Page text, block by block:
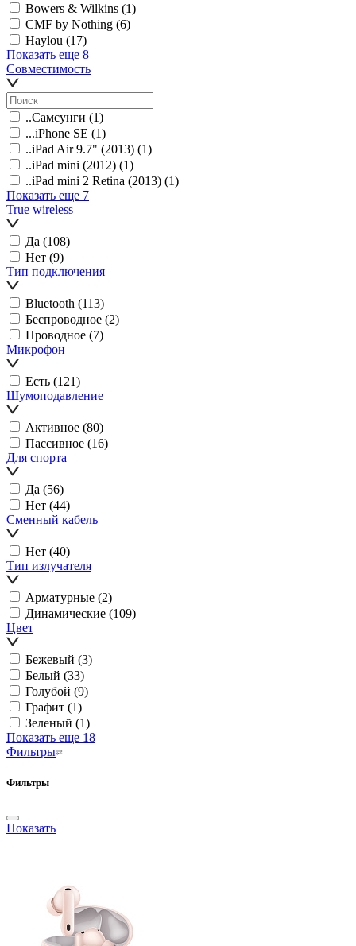
Bowers & Wilkins (1)
CMF by Nothing (6)
Haylou (17)
Показать еще 8
Совместимость
..Самсунги (1)
...iPhone SE (1)
..iPad Air 9.7" (2013) (1)
..iPad mini (2012) (1)
..iPad mini 2 Retina (2013) (1)
Показать еще 7
True wireless
Да (108)
Нет (9)
Тип подключения
Bluetooth (113)
Беспроводное (2)
Проводное (7)
Микрофон
Есть (121)
Шумоподавление
Активное (80)
Пассивное (16)
Для спорта
Да (56)
Нет (44)
Сменный кабель
Нет (40)
Тип излучателя
Арматурные (2)
Динамические (109)
Цвет
Бежевый (3)
Белый (33)
Голубой (9)
Графит (1)
Зеленый (1)
Показать еще 18
Фильтры
Фильтры
Показать